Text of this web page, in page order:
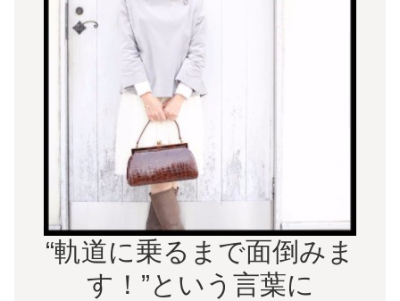
“軌道に乗るまで面倒みま
す！”という言葉に